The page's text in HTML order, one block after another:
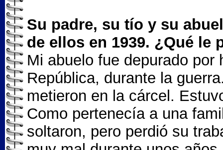
Su padre, su tío y su
de ellos en 1939. ¿Qué le
Mi abuelo fue depurado
República, durante la
metieron en la cárcel.
Como pertenecía a una
soltaron, pero perdió su